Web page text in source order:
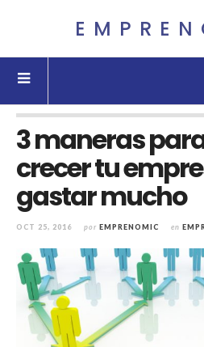
3 maneras
crecer tu
gastar mucho
OCT 25, 2016 por EMPRENOMIC en